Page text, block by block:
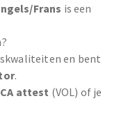
Frans is een
en bent
.
attest (VOL) of je